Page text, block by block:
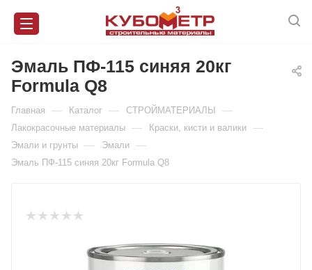
Эмаль ПФ-115 синяя 20кг
Formula Q8
Главная — Каталог — СТРОЙМАТЕРИАЛЫ —
Лакокрасочные материалы — Краски, кисти и валики —
Эмали и грунты — Эмали —
Эмаль ПФ-115 синяя 20кг Formula Q8